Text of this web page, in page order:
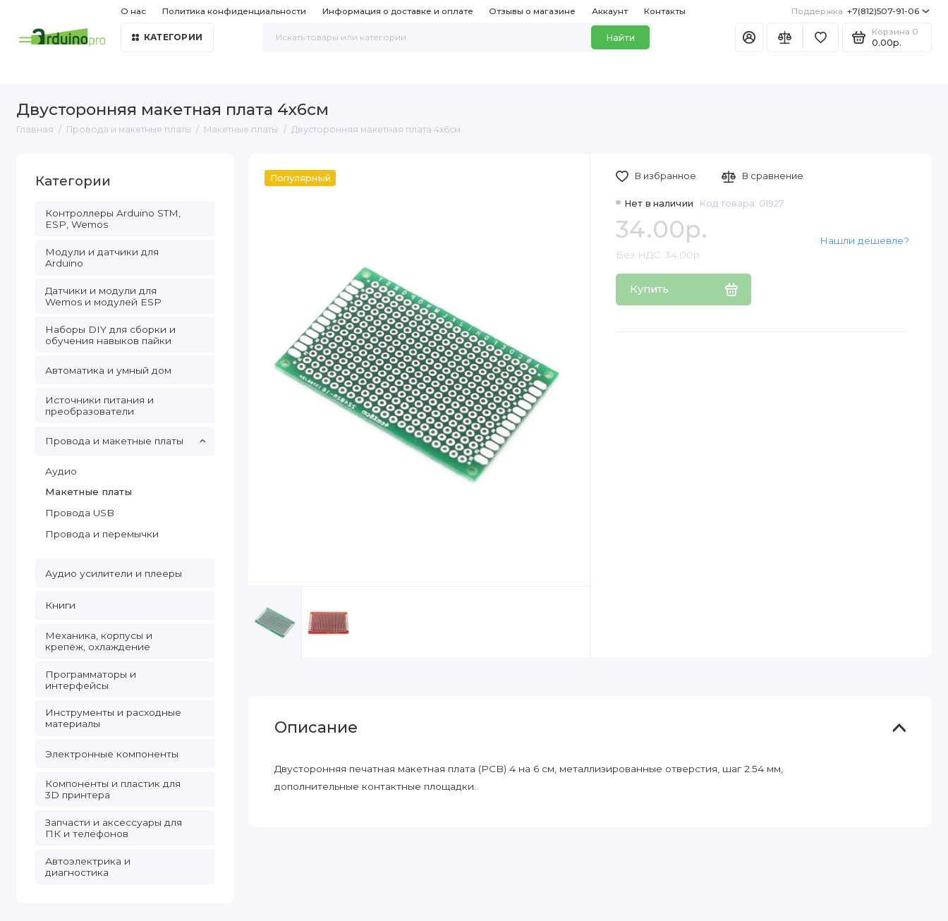
О нас Политика конфиденциальности Информация о доставке и оплате Отзывы о магазине Аккаунт Контакты Поддержка +7(812)507-91-06
КАТЕГОРИИ Найти
Корзина 0
0.00р.
Двусторонняя макетная плата 4х6см
Главная Провода и макетные платы Макетные платы Двусторонняя макетная плата 4х6см
Категории
Контроллеры Arduino STM,
ESP, Wemos
Модули и датчики для
Arduino
Датчики и модули для
Wemos и модулей ESP
Наборы DIY для сборки и
обучения навыков пайки
Автоматика и умный дом
Источники питания и
преобразователи
Провода и макетные платы
Аудио
Макетные платы
Провода USB
Провода и перемычки
Аудио усилители и плееры
Книги
Механика, корпусы и
крепёж, охлаждение
Программаторы и
интерфейсы
Инструменты и расходные
материалы
Электронные компоненты
Компоненты и пластик для
3D принтера
Запчасти и аксессуары для
ПК и телефонов
Автоэлектрика и
диагностика
Популярный
Нет в наличии Код товара: 01927
34.00р.
Без НДС: 34.00р.
Купить
Нашли дешевле?
В избранное В сравнение
Описание
Двусторонняя печатная макетная плата (PCB) 4 на 6 см, металлизированные отверстия, шаг 2.54 мм,
дополнительные контактные площадки.